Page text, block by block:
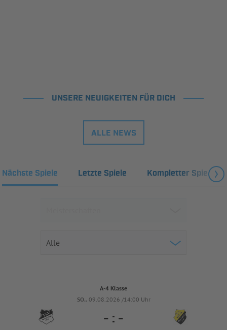
UNSERE NEUIGKEITEN FÜR DICH
ALLE NEWS
Nächste Spiele Letzte Spiele Kompletter Spielplan
A-4 Klasse
SO.. 09.08.2026 /14:00 Uhr
- : -